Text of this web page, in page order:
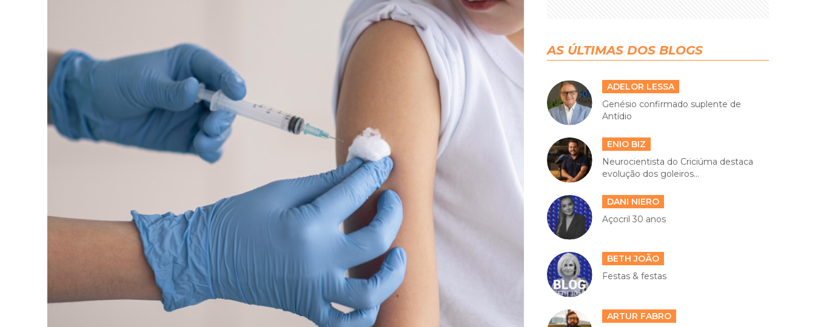
AS ÚLTIMAS DOS BLOGS
ADELOR LESSA
Genésio confirmado suplente de
Antídio
ENIO BIZ
Neurocientista do Criciúma destaca
evolução dos goleiros...
DANI NIERO
Açocril 30 anos
BETH JOÃO
Festas & festas
ARTUR FABRO